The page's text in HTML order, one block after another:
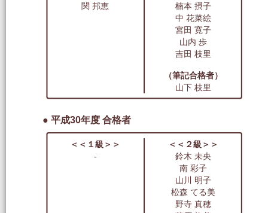
関 邦恵
楠本 摂子
中 花菜絵
宮田 寛子
山内 歩
吉田 枝里
（筆記合格者）
山下 枝里
● 平成30年度 合格者
＜＜１級＞＞
＜＜２級＞＞
-
鈴木 未央
南 彩子
山川 明子
松森 てる美
野寺 真穂